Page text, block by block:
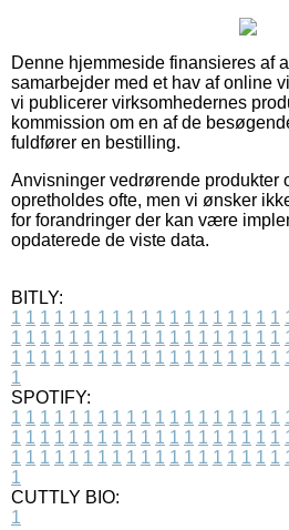
Denne hjemmeside finansieres af
samarbejder med et hav af online
vi publicerer virksomhedernes
kommission om en af de
fuldfører en bestilling.
Anvisninger vedrørende produkter
opretholdes ofte, men vi ønsker
for forandringer der kan være
opdaterede de viste data.
BITLY:
1 1 1 1 1 1 1 1 1 1 1 1 1 1 1 1 1 1 1
1 1 1 1 1 1 1 1 1 1 1 1 1 1 1 1 1 1 1
1 1 1 1 1 1 1 1 1 1 1 1 1 1 1 1 1 1 1
1
SPOTIFY:
1 1 1 1 1 1 1 1 1 1 1 1 1 1 1 1 1 1 1
1 1 1 1 1 1 1 1 1 1 1 1 1 1 1 1 1 1 1
1 1 1 1 1 1 1 1 1 1 1 1 1 1 1 1 1 1 1
1
CUTTLY BIO:
1